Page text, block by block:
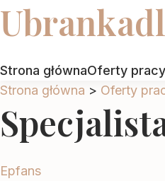
Strona głównaOferty pracy
Strona główna > Oferty
Epfans